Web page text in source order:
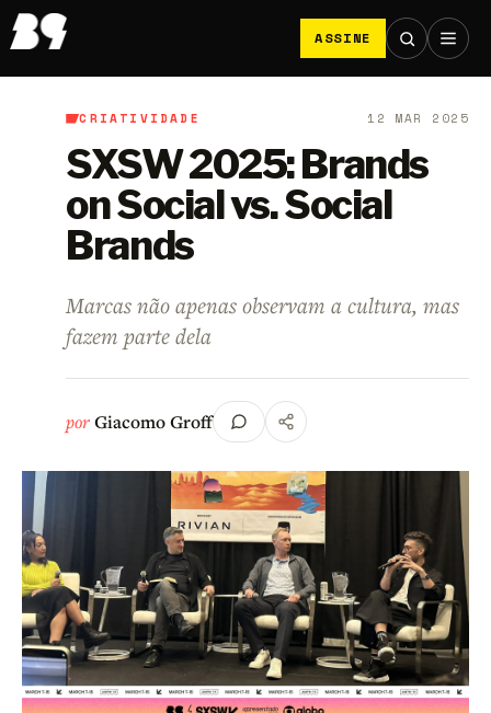
ASSINE
B9/Criatividade
CRIATIVIDADE 12 MAR 2025
SXSW 2025: Brands
on Social vs. Social
Brands
Marcas não apenas observam a cultura, mas
fazem parte dela
porGiacomo Groff